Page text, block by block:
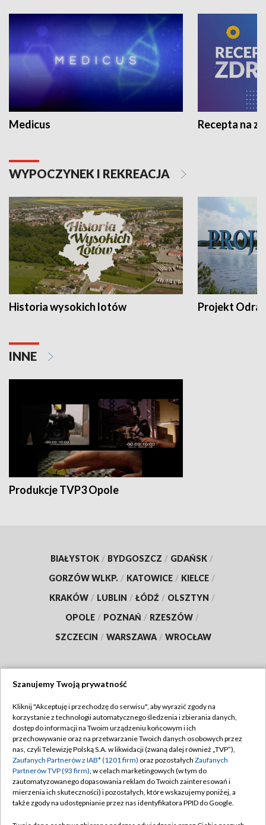
Medicus Recepta na
WYPOCZYNEK I REKREACJA
Historia wysokich lotów Projekt Odra
INNE
Produkcje TVP3 Opole
BIAŁYSTOK / BYDGOSZCZ / GDAŃSK /
GORZÓW WLKP. / KATOWICE / KIELCE /
KRAKÓW / LUBLIN / ŁÓDŹ / OLSZTYN /
OPOLE / POZNAŃ / RZESZÓW /
SZCZECIN / WARSZAWA / WROCŁAW
TVP
Abonament TVP
Emisja w TVP
Centrum informacji TVP
Naziemna Telewizja Cyfrowa
Regulamin TVP
Polityka prywatności
Moje zgody
Pomoc
Szanujemy Twoją prywatność
Kliknij "Akceptuję i przechodzę do serwisu", aby wyrazić zgody na
korzystanie z technologii automatycznego śledzenia i zbierania danych,
dostęp do informacji na Twoim urządzeniu końcowym i ich
przechowywanie oraz na przetwarzanie Twoich danych osobowych przez
nas, czyli Telewizję Polską S.A. w likwidacji (zwaną dalej również „TVP”),
Zaufanych Partnerów z IAB* (1201 firm) oraz pozostałych Zaufanych
Partnerów TVP (93 firm), w celach marketingowych (w tym do
zautomatyzowanego dopasowania reklam do Twoich zainteresowań i
mierzenia ich skuteczności) i pozostałych, które wskazujemy poniżej, a
także zgody na udostępnianie przez nas identyfikatora PPID do Google.